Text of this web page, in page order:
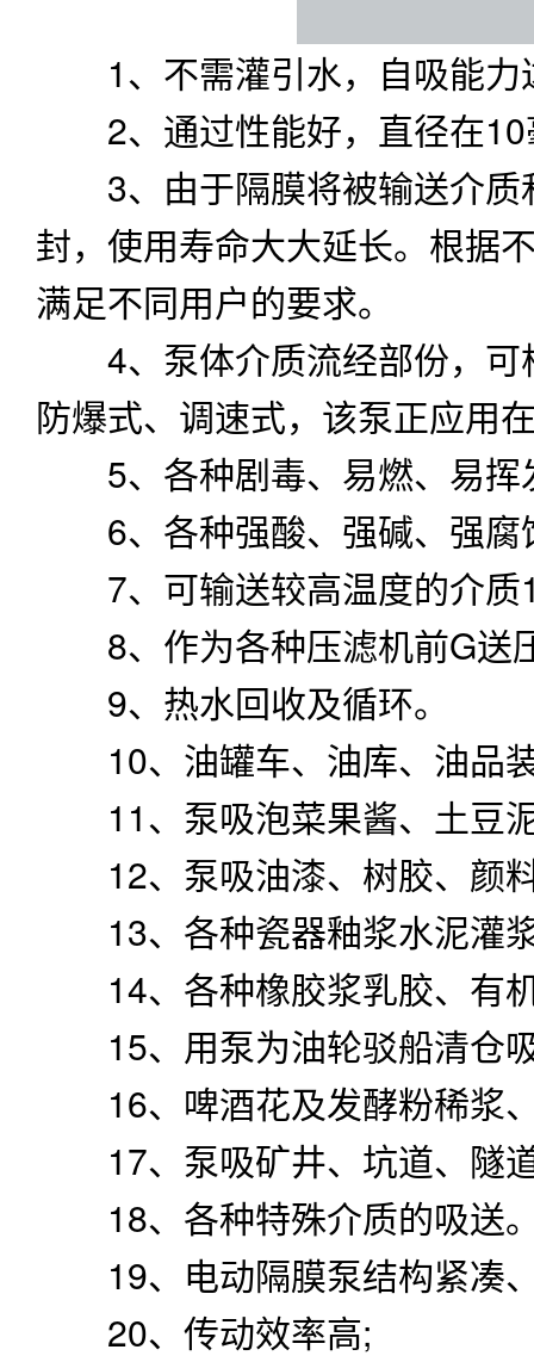
1、不需灌引水，自吸能力
2、通过性能好，直径在10
3、由于隔膜将被输送介质
封，使用寿命大大延长。根据
满足不同用户的要求。
4、泵体介质流经部份，可
防爆式、调速式，该泵正应用
5、各种剧毒、易燃、易挥
6、各种强酸、强碱、强腐
7、可输送较高温度的介
8、作为各种压滤机前G送
9、热水回收及循环。
10、油罐车、油库、油品
11、泵吸泡菜果酱、土豆
12、泵吸油漆、树胶、颜
13、各种瓷器釉浆水泥灌
14、各种橡胶浆乳胶、有
15、用泵为油轮驳船清仓
16、啤酒花及发酵粉稀浆
17、泵吸矿井、坑道、隧
18、各种特殊介质的吸送
19、电动隔膜泵结构紧凑
20、传动效率高;